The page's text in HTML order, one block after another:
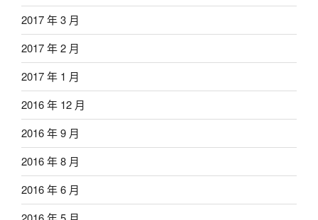
2017 年 3 月
2017 年 2 月
2017 年 1 月
2016 年 12 月
2016 年 9 月
2016 年 8 月
2016 年 6 月